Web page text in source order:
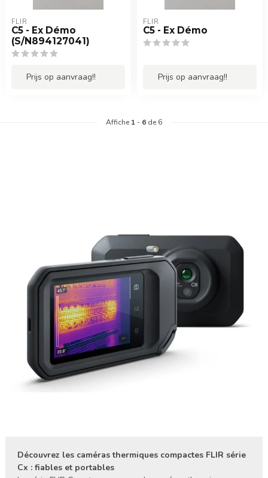
FLIR
C5 - Ex Démo
(S/N894127041)
Prijs op aanvraag!!
FLIR
C5 - Ex Démo
Prijs op aanvraag!!
Affiche 1 - 6 de 6
Découvrez les caméras thermiques compactes FLIR série
Cx : fiables et portables